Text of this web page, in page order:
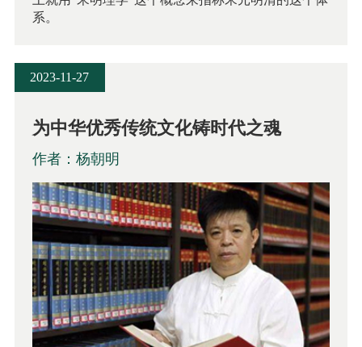
系。
2023-11-27
为中华优秀传统文化铸时代之魂
作者：杨朝明